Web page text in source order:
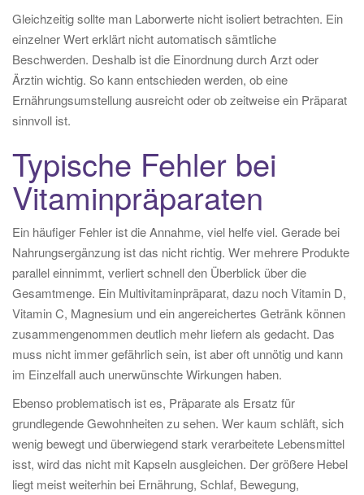
Gleichzeitig sollte man Laborwerte nicht isoliert betrachten. Ein
einzelner Wert erklärt nicht automatisch sämtliche
Beschwerden. Deshalb ist die Einordnung durch Arzt oder
Ärztin wichtig. So kann entschieden werden, ob eine
Ernährungsumstellung ausreicht oder ob zeitweise ein Präparat
sinnvoll ist.
Typische Fehler bei
Vitaminpräparaten
Ein häufiger Fehler ist die Annahme, viel helfe viel. Gerade bei
Nahrungsergänzung ist das nicht richtig. Wer mehrere Produkte
parallel einnimmt, verliert schnell den Überblick über die
Gesamtmenge. Ein Multivitaminpräparat, dazu noch Vitamin D,
Vitamin C, Magnesium und ein angereichertes Getränk können
zusammengenommen deutlich mehr liefern als gedacht. Das
muss nicht immer gefährlich sein, ist aber oft unnötig und kann
im Einzelfall auch unerwünschte Wirkungen haben.
Ebenso problematisch ist es, Präparate als Ersatz für
grundlegende Gewohnheiten zu sehen. Wer kaum schläft, sich
wenig bewegt und überwiegend stark verarbeitete Lebensmittel
isst, wird das nicht mit Kapseln ausgleichen. Der größere Hebel
liegt meist weiterhin bei Ernährung, Schlaf, Bewegung,